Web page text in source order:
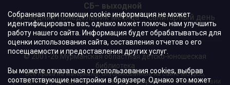
СБ– выходной
Последний понедельник месяца – санитарный день
© 2001-26 Мурманская областная детско-юношеская
библиотека
Все права на материалы, опубликованные на сайте МОДЮБ,
принадлежат учреждению и/или авторам и охраняются в соответствии
Собранная при помощи cookie информация не может
идентифицировать вас, однако может помочь нам улучшить
работу нашего сайта. Информация будет обрабатываться для
оценки использования сайта, составления отчетов о его
посещаемости и предоставления других услуг.
Вы можете отказаться от использования cookies, выбрав
соответствующие настройки в браузере. Однако это может